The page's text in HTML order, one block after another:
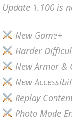
Update 1.100 is
New Game+
Harder
New Armor &
New
Replay
Photo Mode